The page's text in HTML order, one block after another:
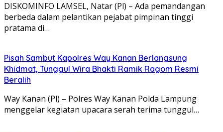
DISKOMINFO LAMSEL, Natar (Pl) – Ada pemandangan
berbeda dalam pelantikan pejabat pimpinan tinggi
pratama di…
Pisah Sambut Kapolres Way Kanan Berlangsung
Khidmat, Tunggul Wira Bhakti Ramik Ragom Resmi
Beralih
Way Kanan (Pl) – Polres Way Kanan Polda Lampung
menggelar kegiatan upacara serah terima tunggul…